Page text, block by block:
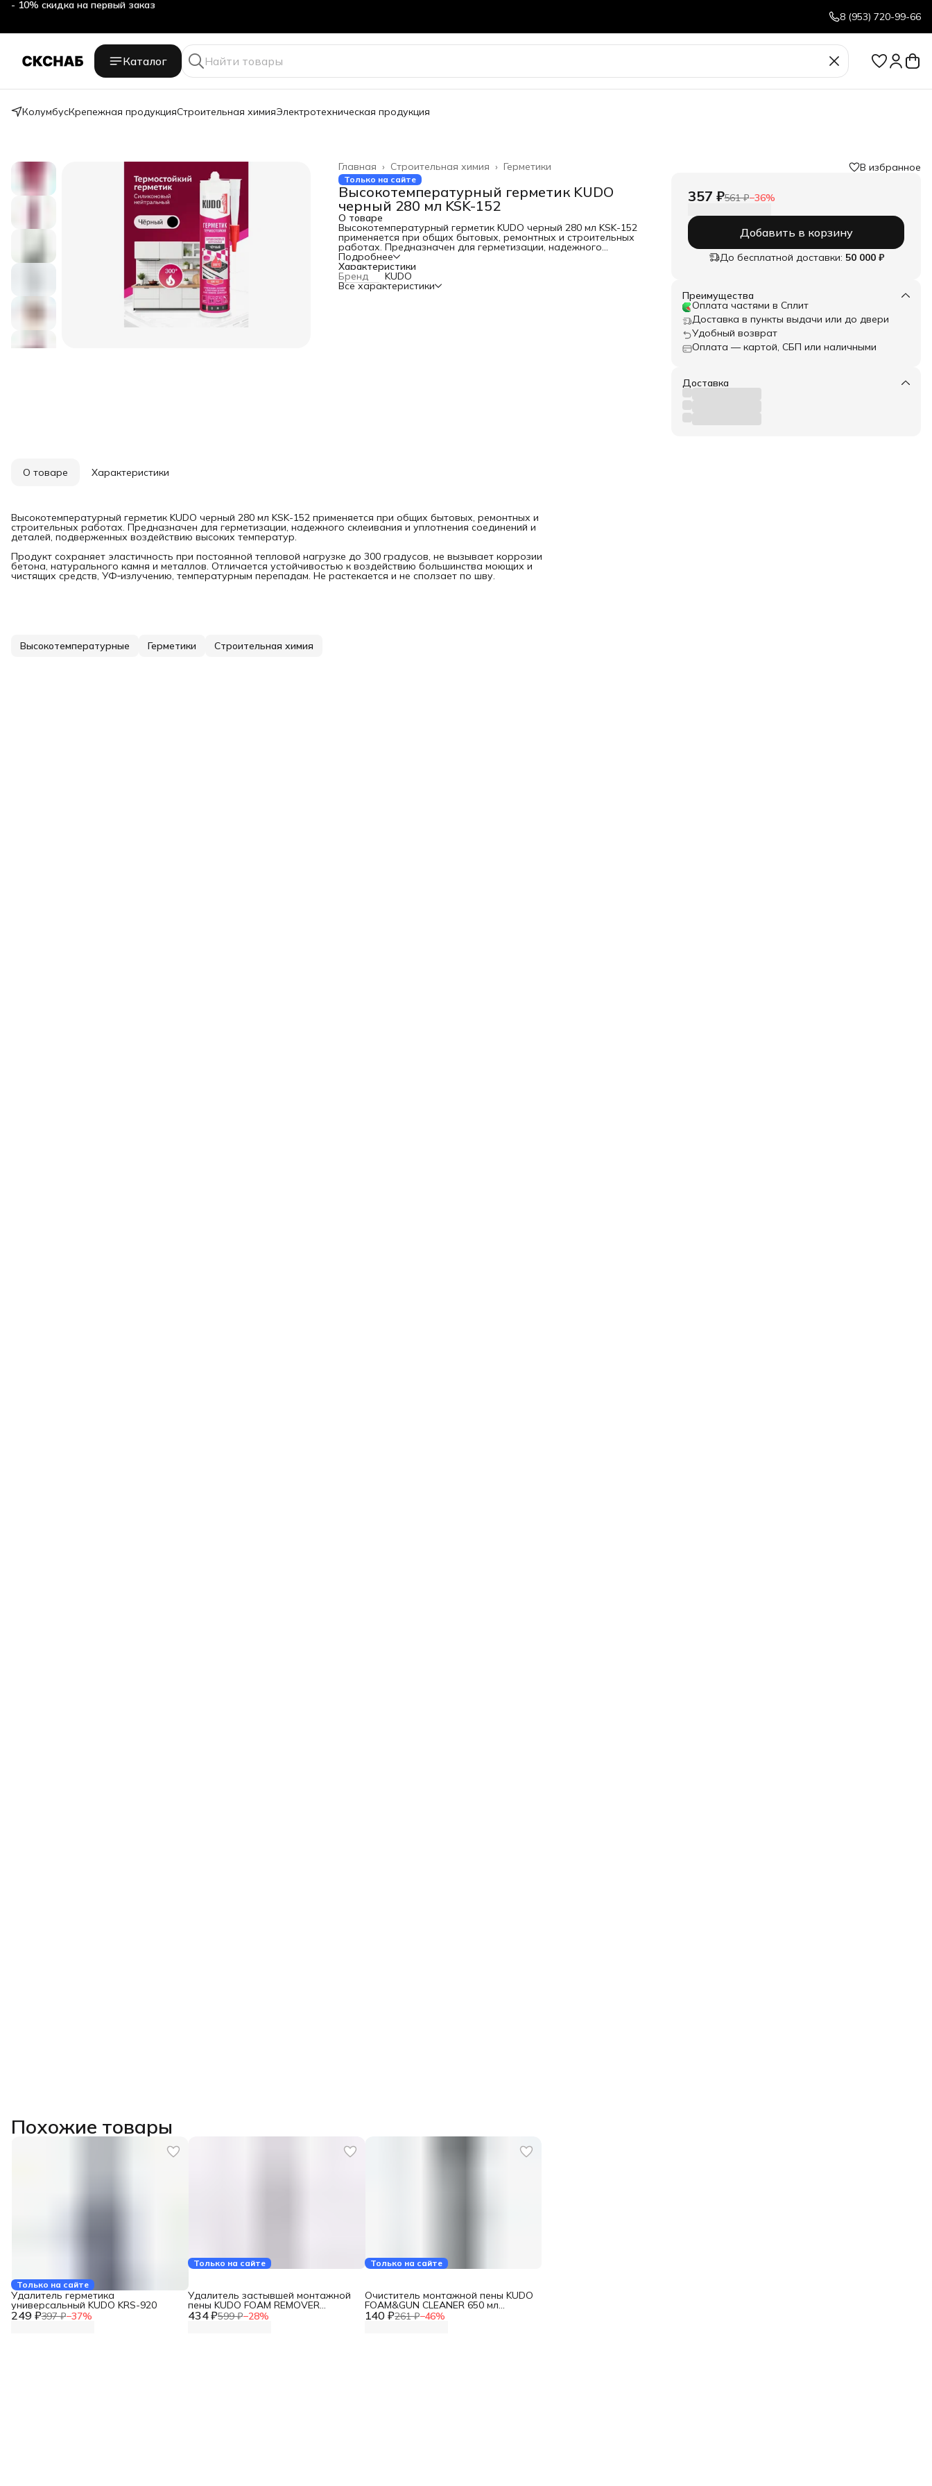
8 (953) 720-99-66
Каталог
КолумбусКрепежная продукцияСтроительная химияЭлектротехническая продукция
Герметики
Строительная химия ›
Главная ›
Только на сайте
Высокотемпературный герметик KUDO
черный 280 мл KSK-152
О товаре
Высокотемпературный герметик KUDO черный 280 мл KSK-152
применяется при общих бытовых, ремонтных и строительных
работах. Предназначен для герметизации, надежного
склеивания и уплотнения соединений и деталей,
подверженных воздействию высоких температур.
Продукт сохраняет эластичность при постоянной тепловой
нагрузке до 300 градусов, не вызывает коррозии бетона,
натурального камня и металлов. Отличается устойчивостью к
Подробнее
Характеристики
Бренд KUDO
Все характеристики
В избранное
357 ₽561 ₽−36%
Добавить в корзину
До бесплатной доставки: 50 000 ₽
Преимущества
Оплата частями в Сплит
Доставка в пункты выдачи или до двери
Удобный возврат
Оплата — картой, СБП или наличными
Доставка
О товаре Характеристики
Высокотемпературный герметик KUDO черный 280 мл KSK-152 применяется при общих бытовых, ремонтных и
строительных работах. Предназначен для герметизации, надежного склеивания и уплотнения соединений и
деталей, подверженных воздействию высоких температур.
Продукт сохраняет эластичность при постоянной тепловой нагрузке до 300 градусов, не вызывает коррозии
бетона, натурального камня и металлов. Отличается устойчивостью к воздействию большинства моющих и
чистящих средств, УФ‑излучению, температурным перепадам. Не растекается и не сползает по шву.
Высокотемпературные Герметики Строительная химия
Похожие товары
Только на сайте
249 ₽397 ₽−37%
Удалитель герметика
универсальный KUDO KRS-920
Только на сайте
434 ₽599 ₽−28%
Удалитель застывшей монтажной
пены KUDO FOAM REMOVER
KUPH04R
Только на сайте
140 ₽261 ₽−46%
Очиститель монтажной пены KUDO
FOAM&GUN CLEANER 650 мл
KUPP06C